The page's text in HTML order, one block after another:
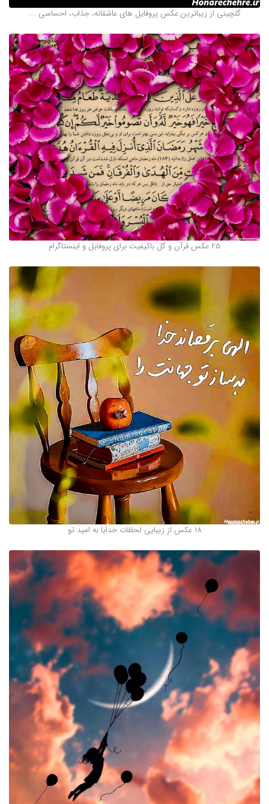
گلچینی از زیباترین عکس پروفایل های عاشقانه، جذاب، احساسی ...
25 عکس قرآن و گل باکیفیت برای پروفایل و اینستاگرام
18 عکس از زیبایی لحظات خدایا به امید تو